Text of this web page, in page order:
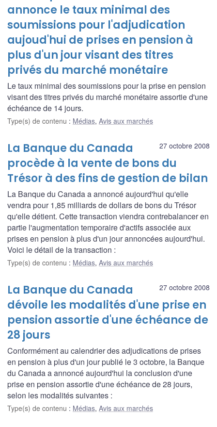
annonce le taux minimal des
soumissions pour l'adjudication
aujoud'hui de prises en pension à
plus d'un jour visant des titres
privés du marché monétaire
Le taux minimal des soumissions pour la prise en pension
visant des titres privés du marché monétaire assortie d'une
échéance de 14 jours.
Type(s) de contenu : Médias, Avis aux marchés
27 octobre 2008
La Banque du Canada
procède à la vente de bons du
Trésor à des fins de gestion de bilan
La Banque du Canada a annoncé aujourd'hui qu'elle
vendra pour 1,85 milliards de dollars de bons du Trésor
qu'elle détient. Cette transaction viendra contrebalancer en
partie l'augmentation temporaire d'actifs associée aux
prises en pension à plus d'un jour annoncées aujourd'hui.
Voici le détail de la transaction :
Type(s) de contenu : Médias, Avis aux marchés
27 octobre 2008
La Banque du Canada
dévoile les modalités d'une prise en
pension assortie d'une échéance de
28 jours
Conformément au calendrier des adjudications de prises
en pension à plus d'un jour publié le 3 octobre, la Banque
du Canada a annoncé aujourd'hui la conclusion d'une
prise en pension assortie d'une échéance de 28 jours,
selon les modalités suivantes :
Type(s) de contenu : Médias, Avis aux marchés